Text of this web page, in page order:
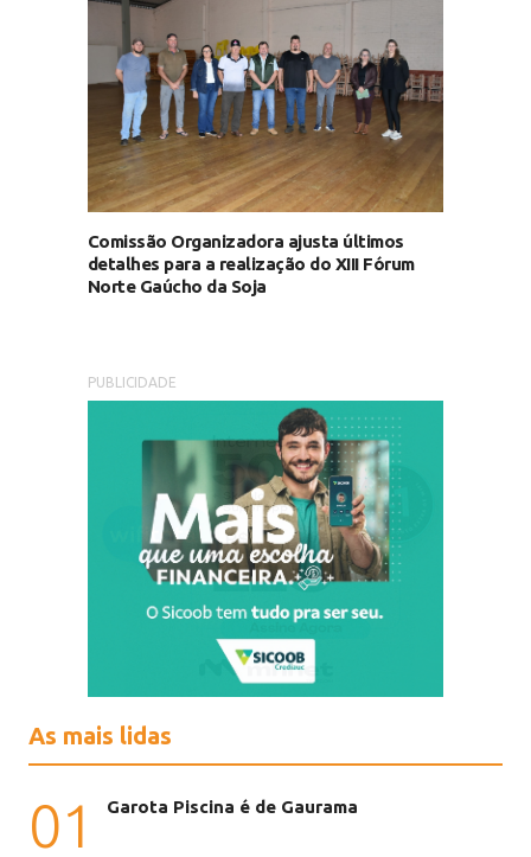
Comissão Organizadora ajusta últimos
detalhes para a realização do XIII Fórum
Norte Gaúcho da Soja
PUBLICIDADE
As mais lidas
01 Garota Piscina é de Gaurama